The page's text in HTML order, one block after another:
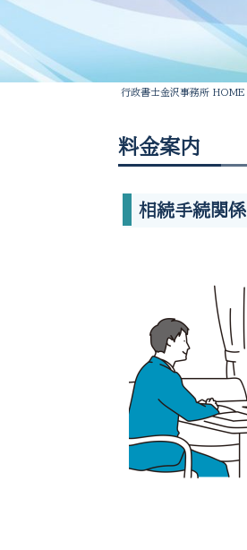
行政書士金沢事務所 HOME
料金案内
相続手続関係